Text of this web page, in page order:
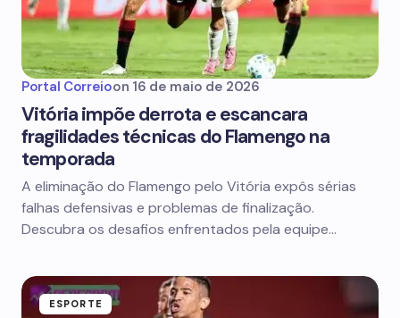
Portal Correioon 16 de maio de 2026
Vitória impõe derrota e escancara
fragilidades técnicas do Flamengo na
temporada
A eliminação do Flamengo pelo Vitória expôs sérias
falhas defensivas e problemas de finalização.
Descubra os desafios enfrentados pela equipe…
ESPORTE